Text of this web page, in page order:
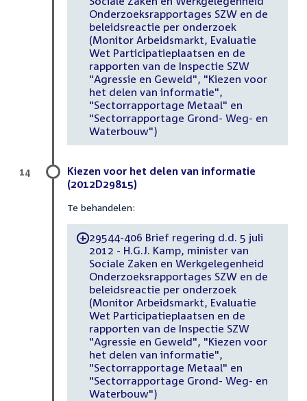
Onderzoeksrapportages SZW en de
beleidsreactie per onderzoek
(Monitor Arbeidsmarkt, Evaluatie
Wet Participatieplaatsen en de
rapporten van de Inspectie SZW
"Agressie en Geweld", "Kiezen voor
het delen van informatie",
"Sectorrapportage Metaal" en
"Sectorrapportage Grond- Weg- en
Waterbouw")
Kiezen voor het delen van informatie
(2012D29815)
Te behandelen:
-29544-406 Brief regering d.d. 5 juli
2012 - H.G.J. Kamp, minister van
Sociale Zaken en Werkgelegenheid
Onderzoeksrapportages SZW en de
beleidsreactie per onderzoek
(Monitor Arbeidsmarkt, Evaluatie
Wet Participatieplaatsen en de
rapporten van de Inspectie SZW
"Agressie en Geweld", "Kiezen voor
het delen van informatie",
"Sectorrapportage Metaal" en
"Sectorrapportage Grond- Weg- en
Waterbouw")
14